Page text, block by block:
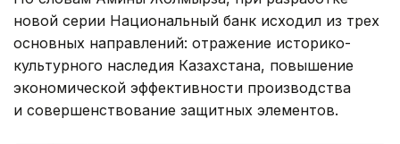
новой серии Национальный банк исходил из трех
основных направлений: отражение историко-
культурного наследия Казахстана, повышение
экономической эффективности производства
и совершенствование защитных элементов.